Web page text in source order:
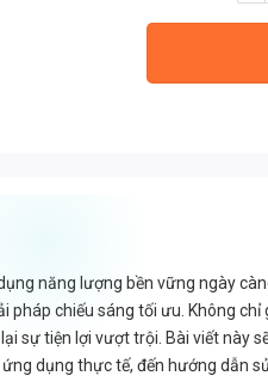
năng lượng bền vững ngày
pháp chiếu sáng tối ưu. Không
sự tiện lợi vượt trội. Bài viết này
dụng thực tế, đến hướng dẫn